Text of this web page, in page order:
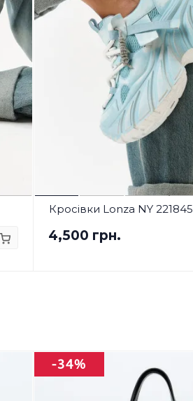
Кросівки Lonza NY 221845
4,500 грн.
-34%